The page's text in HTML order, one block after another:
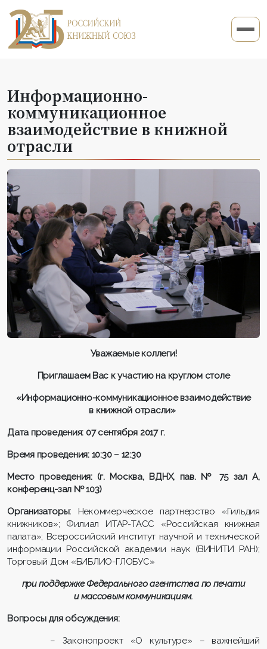
Информационно-
коммуникационное
взаимодействие в книжной
отрасли
Уважаемые коллеги!
Приглашаем Вас к участию на круглом столе
«Информационно-коммуникационное взаимодействие
в книжной отрасли»
Дата проведения: 07 сентября 2017 г.
Время проведения: 10:30 – 12:30
Место проведения:(г. Москва, ВДНХ, пав. № 75 зал А,
конференц-зал № 103)
Организаторы:
Некоммерческое партнерство «Гильдия
книжников»; Филиал ИТАР-ТАСС «Российская книжная
палата»; Всероссийский институт научной и технической
информации Российской академии наук (ВИНИТИ РАН);
Торговый Дом «БИБЛИО-ГЛОБУС»
при поддержке Федерального агентства по печати
и массовым коммуникациям.
Вопросы для обсуждения:
– Законопроект «О культуре» – важнейший